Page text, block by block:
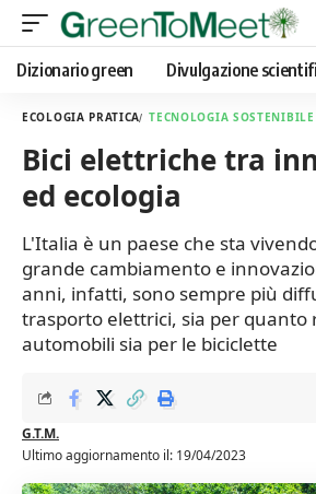
Dizionario green Divulgazione
ECOLOGIA PRATICA TECNOLOGIA SOSTENIBILE
Bici elettriche tra
ed ecologia
L'Italia è un paese che sta
grande cambiamento e
anni, infatti, sono sempre più
trasporto elettrici, sia per quanto
automobili sia per le biciclette
Ultimo aggiornamento il: 19/04/2023
G.T.M.